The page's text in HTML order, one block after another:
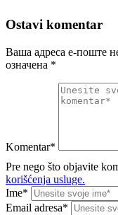
Ostavi komentar
Ваша адреса е-поште
означена *
Komentar*
Pre nego što objavite
korišćenja usluge.
Ime*
Email adresa*